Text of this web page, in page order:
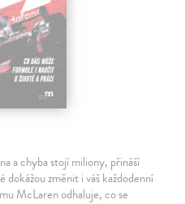
a chyba stojí miliony, přináší
změnit i váš každodenní
McLaren odhaluje, co se